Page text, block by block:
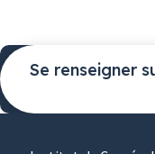
Se renseigner